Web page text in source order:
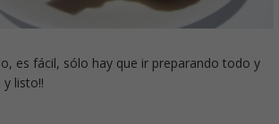
es fácil, sólo hay que ir preparando todo y
listo!!